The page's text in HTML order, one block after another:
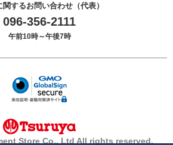
関するお問い合わせ（代表）
096-356-2111
午前10時～午後7時
Store Co., Ltd All rights reserved.